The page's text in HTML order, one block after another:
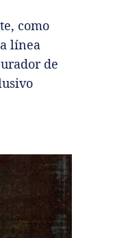
como
línea
de